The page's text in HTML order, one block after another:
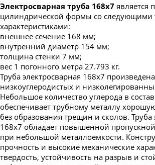
Электросварная труба 168х7 является
цилиндрической формы со следующими
характеристиками:
внешнее сечение 168 мм;
внутренний диаметр 154 мм;
толщина стенки 7 мм;
вес 1 погонного метра 27.793 кг.
Труба электросварная 168х7
низкоуглеродистых и
Небольшое количество углерода в
обеспечивает трубному металлу
без образования трещин и сколов. Труба
168х7 обладает повышенной
при небольшой металлоемкости.
прочность и высокие механические
твердость, устойчивость на разрыв и